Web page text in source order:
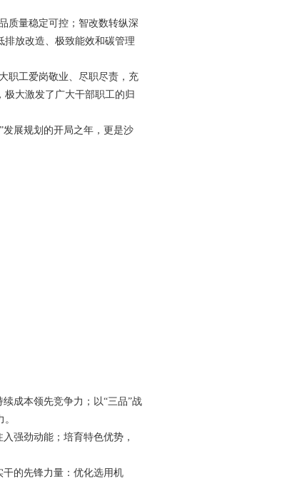
质量稳定可控；智改数转纵深
放改造、极致能效和碳管理
职工爱岗敬业、尽职尽责，充
大激发了广大干部职工的归
展规划的开局之年，更是沙
成本领先竞争力 ； 以“三品”战
入强劲动能 ； 培育特色优势，
干的先锋力量 ： 优化选用机